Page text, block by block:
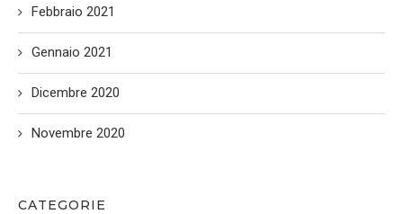
Febbraio 2021
Gennaio 2021
Dicembre 2020
Novembre 2020
CATEGORIE